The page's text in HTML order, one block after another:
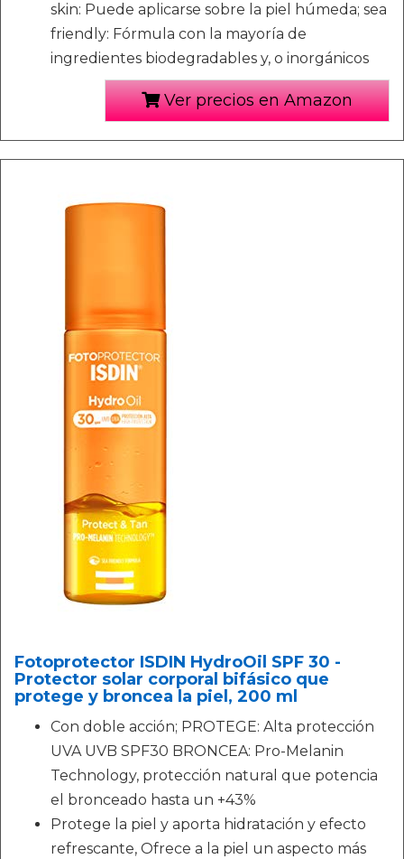
skin: Puede aplicarse sobre la piel húmeda; sea
friendly: Fórmula con la mayoría de
ingredientes biodegradables y, o inorgánicos
Ver precios en Amazon
Fotoprotector ISDIN HydroOil SPF 30 -
Protector solar corporal bifásico que
protege y broncea la piel, 200 ml
Con doble acción; PROTEGE: Alta protección
UVA UVB SPF30 BRONCEA: Pro-Melanin
Technology, protección natural que potencia
el bronceado hasta un +43%
Protege la piel y aporta hidratación y efecto
refrescante, Ofrece a la piel un aspecto más